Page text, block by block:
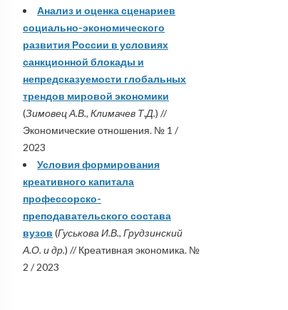
Анализ и оценка сценариев
социально-экономического
развития России в условиях
санкционной блокады и
непредсказуемости глобальных
трендов мировой экономики
(Зимовец А.В., Климачев Т.Д.) //
Экономические отношения. № 1 /
2023
Условия формирования
креативного капитала
профессорско-
преподавательского состава
вузов (Гуськова И.В., Грудзинский
А.О. и др.) // Креативная экономика. №
2 / 2023